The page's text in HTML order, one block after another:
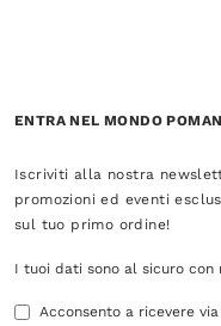
ENTRA NEL MONDO
Iscriviti alla nostra
promozioni ed eventi
sul tuo primo ordine!
I tuoi dati sono al sicuro con
Acconsento a ricevere